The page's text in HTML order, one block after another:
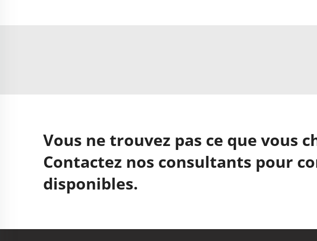
Vous ne trouvez pas ce que vous
Contactez nos consultants pour
disponibles.